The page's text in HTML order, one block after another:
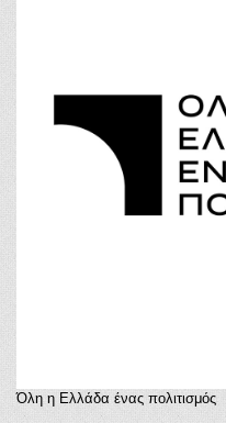
Όλη η Ελλάδα ένας πολιτισμός